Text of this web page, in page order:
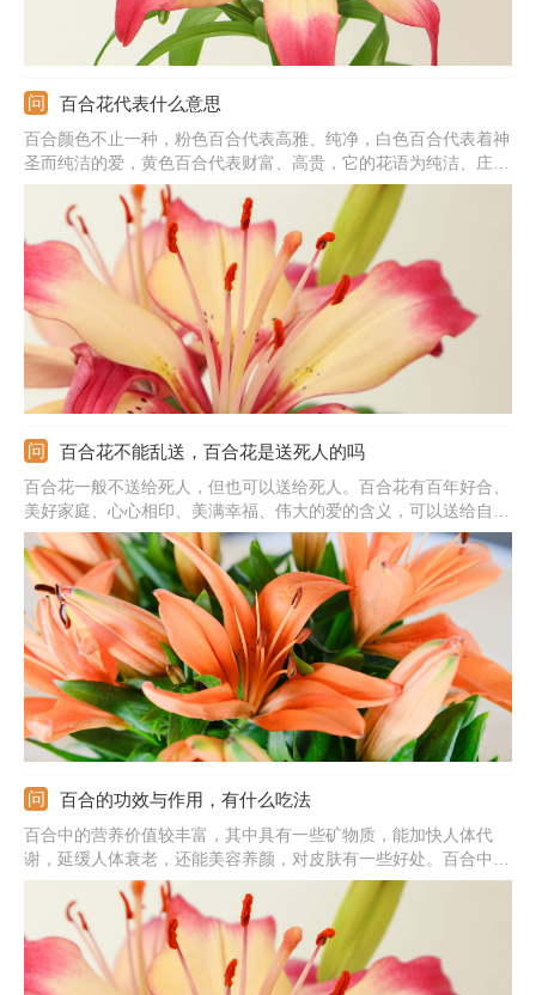
百合花代表什么意思
百合颜色不止一种，粉色百合代表高雅、纯净，白色百合代表着神
圣而纯洁的爱，黄色百合代表财富、高贵，它的花语为纯洁、庄
严、百年好合，可在情人节送给恋人，也可将粉色百合送给朋友、
老师等人，白色百合适合送给恋人、朋友、新婚的夫妻，黄色百合
适合送给领导、家人等人。
百合花不能乱送，百合花是送死人的吗
百合花一般不送给死人，但也可以送给死人。百合花有百年好合、
美好家庭、心心相印、美满幸福、伟大的爱的含义，可以送给自己
的爱人，用来象征两个人的情感，也可以送给新婚夫妇，祝福两个
人以后有美好的生活，还可以送给家中、朋友，带去自己的祝福，
希望他们能生活美满，有一个美好的未来。
百合的功效与作用，有什么吃法
百合中的营养价值较丰富，其中具有一些矿物质，能加快人体代
谢，延缓人体衰老，还能美容养颜，对皮肤有一些好处。百合中含
有大量的果胶和天然磷脂，对胃肠黏膜有明显保护作用，可以健脾
养胃。百合也有宁心安神、补中益气的功效，缓解神经衰弱，补中
益气。新鲜百合中含黏液质，有润燥清热的作用，适合秋冬季节食